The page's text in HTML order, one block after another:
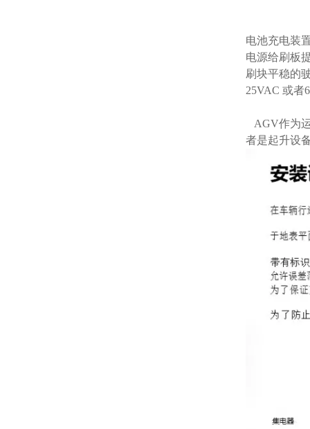
电池充电装
电源给刷板
刷块平稳的
25VAC 或者
AGV作为
者是起升设